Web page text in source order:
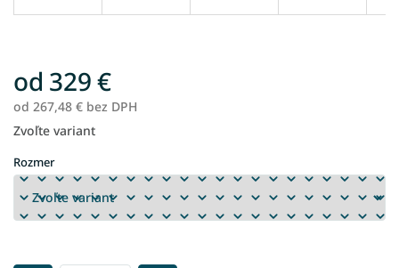
od 329 €
od 267,48 € bez DPH
Jednotková
Zvoľte variant
Rozmer